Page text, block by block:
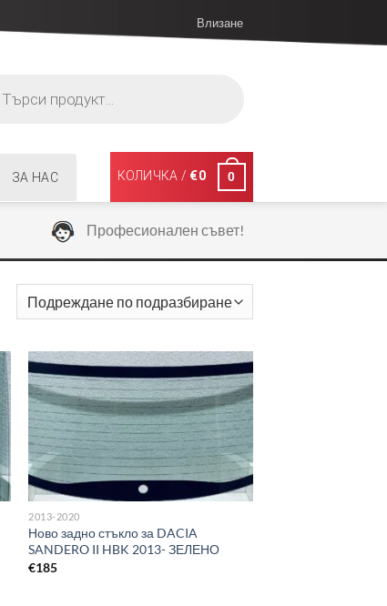
Влизане
ЗА НАС КОЛИЧКА / €0 0
Професионален съвет!
2013-2020
Ново задно стъкло за DACIA
SANDERO II HBK 2013- ЗЕЛЕНО
€185